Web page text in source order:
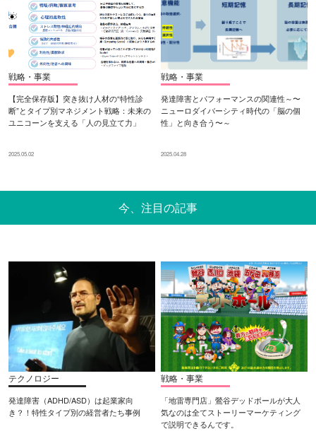
戦略・事業
【完全保存版】突き抜け人材の“特性診
断”とタイプ別マネジメント戦略：未来の
ユニコーンを支える「人の見立て力」
2025.05.02
戦略・事業
発達障害とパフォーマンスの関連性～〜
ニューロダイバーシティ時代の「脳の個
性」と向き合う〜～
2025.04.28
今、注目の記事
テクノロジー
発達障害（ADHD/ASD）は起業家向
き？！特性タイプ別の経営者たち事例
戦略・事業
「地雷専門店」鶯谷デッドボールが大人
気なのは全てストーリーマーケティング
で説明できるんです。